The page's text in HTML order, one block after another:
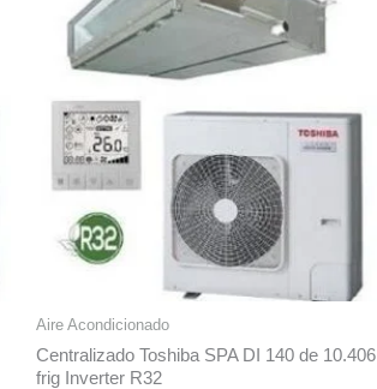
Aire Acondicionado
Centralizado Toshiba SPA DI 140 de 10.406
frig Inverter R32